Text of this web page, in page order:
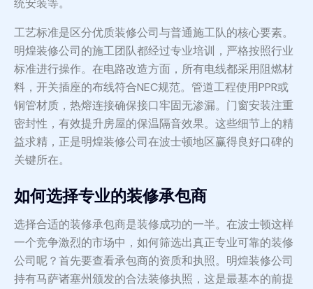
统安装等。
工艺标准是区分优质装修公司与普通施工队的核心要素。
明煌装修公司的施工团队都经过专业培训，严格按照行业
标准进行操作。在电路改造方面，所有电线都采用阻燃材
料，开关插座的布线符合NEC规范。管道工程使用PPR或
铜管材质，热熔连接确保接口牢固无渗漏。门窗安装注重
密封性，有效提升房屋的保温隔音效果。这些细节上的精
益求精，正是明煌装修公司在波士顿地区赢得良好口碑的
关键所在。
如何选择专业的装修承包商
选择合适的装修承包商是装修成功的一半。在波士顿这样
一个竞争激烈的市场中，如何筛选出真正专业可靠的装修
公司呢？首先要查看承包商的资质和执照。明煌装修公司
持有马萨诸塞州颁发的合法装修执照，这是最基本的前提